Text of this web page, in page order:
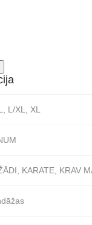
L/XL, XL
KARATE, KRAV